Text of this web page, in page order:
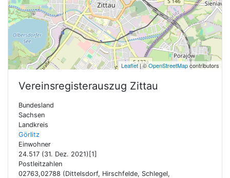
Leaflet| ©OpenStreetMapcontributors
Vereinsregisterauszug Zittau
Bundesland
Sachsen
Landkreis
Görlitz
Einwohner
24.517 (31. Dez. 2021)[1]
Postleitzahlen
02763,02788 (Dittelsdorf, Hirschfelde, Schlegel,